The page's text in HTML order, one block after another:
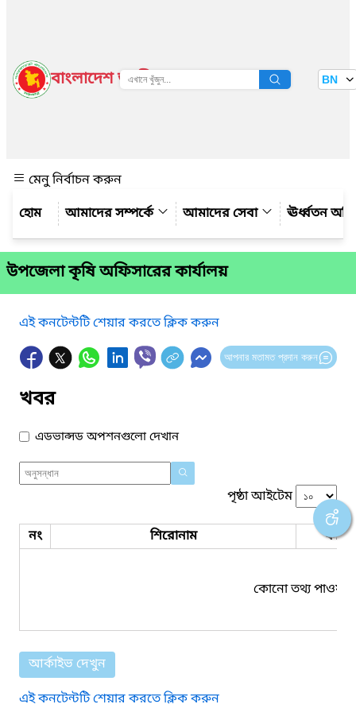
বাংলাদেশ জাতীয় তথ্য বাতায়ন BN
মেনু নির্বাচন করুন
আমাদের সম্পর্কে
আমাদের সেবা ঊর্ধ্বতন
উপজেলা কৃষি অফিসারের কার্যালয়
এই কনটেন্টটি শেয়ার করতে ক্লিক করুন
আপনার মতামত প্রদান করুন
খবর
এডভান্সড অপশনগুলো দেখান
পৃষ্ঠা আইটেম
নং শিরোনাম ফাইল
কোনো তথ্য পাওয়া
আর্কাইভ দেখুন
এই কনটেন্টটি শেয়ার করতে ক্লিক করুন